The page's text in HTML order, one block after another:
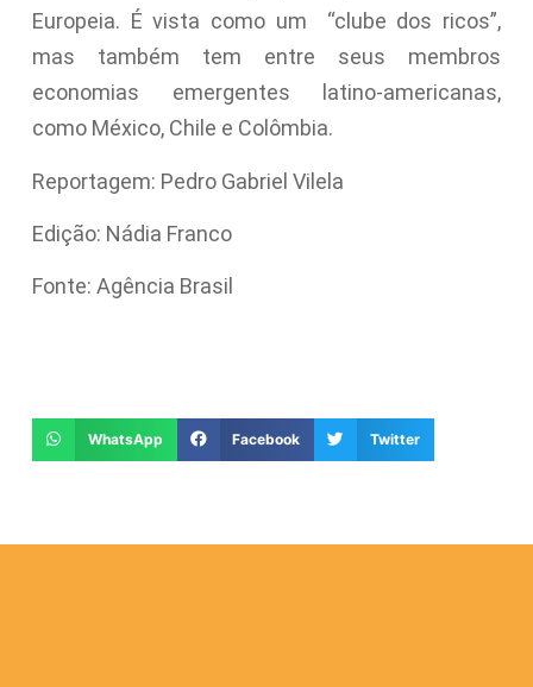
Europeia. É vista como um “clube dos ricos”,
mas também tem entre seus membros
economias emergentes latino-americanas,
como México, Chile e Colômbia.
Reportagem: Pedro Gabriel Vilela
Edição: Nádia Franco
Fonte: Agência Brasil
WhatsApp Facebook Twitter